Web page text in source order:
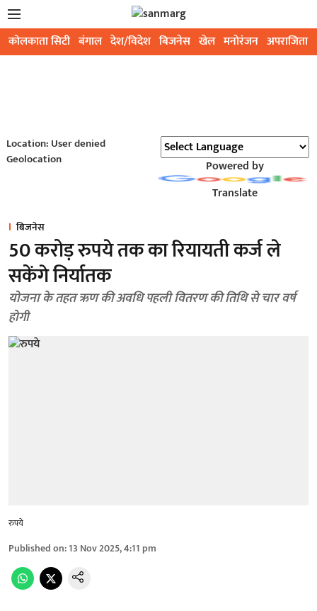
कोलकाता सिटी बंगाल देश/विदेश बिजनेस खेल मनोरंजन अपराजिता
Location: User denied
Geolocation
Powered by
Translate
बिजनेस
50 करोड़ रुपये तक का रियायती कर्ज ले
सकेंगे निर्यातक
योजना के तहत ऋण की अवधि पहली वितरण की तिथि से चार वर्ष
होगी
रुपये
Published on:13 Nov 2025, 4:11 pm